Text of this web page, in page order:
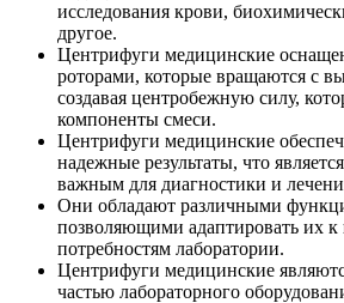
исследования крови,
другое.
Центрифуги медицинские
роторами, которые вращаются с
создавая центробежную силу,
компоненты смеси.
Центрифуги медицинские
надежные результаты, что
важным для диагностики и
Они обладают различными
позволяющими адаптировать их
потребностям лаборатории.
Центрифуги медицинские
частью лабораторного